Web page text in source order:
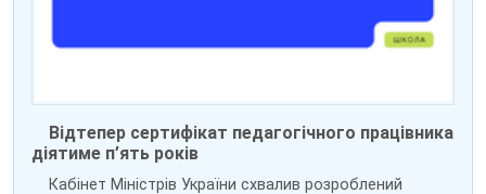
Відтепер сертифікат педагогічного працівника
діятиме п’ять років
Кабінет Міністрів України схвалив розроблений